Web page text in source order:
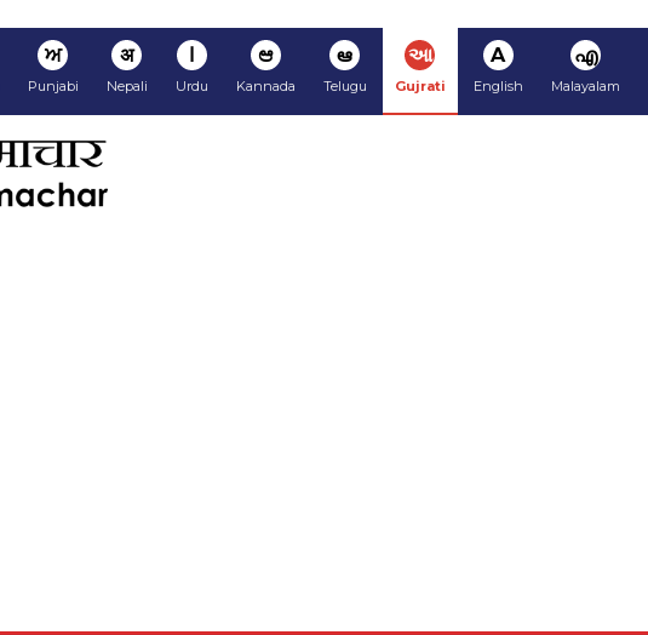
ਅ
Punjabi
अ
Nepali
ا
Urdu
ಆ
Kannada
ఆ
Telugu
આ
Gujrati
A
English
എ
Malayalam